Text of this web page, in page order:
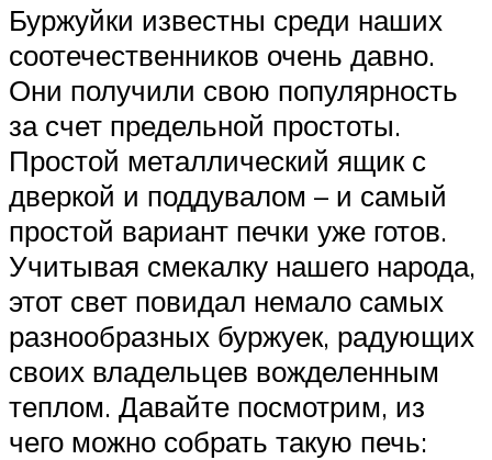
Буржуйки известны среди наших
соотечественников очень давно.
Они получили свою популярность
за счет предельной простоты.
Простой металлический ящик с
дверкой и поддувалом – и самый
простой вариант печки уже готов.
Учитывая смекалку нашего народа,
этот свет повидал немало самых
разнообразных буржуек, радующих
своих владельцев вожделенным
теплом. Давайте посмотрим, из
чего можно собрать такую печь: